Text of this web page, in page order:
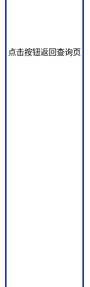
点击按钮返回查询页